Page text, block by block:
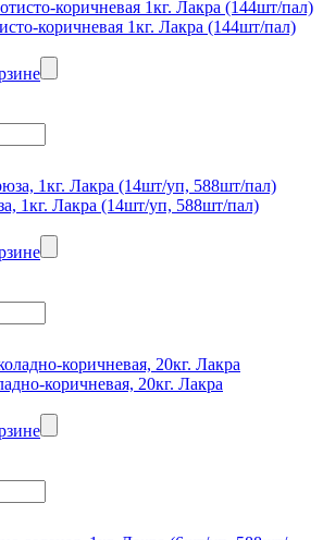
коричневая 1кг. Лакра (144шт/пал)
1кг. Лакра (14шт/уп, 588шт/пал)
коричневая, 20кг. Лакра